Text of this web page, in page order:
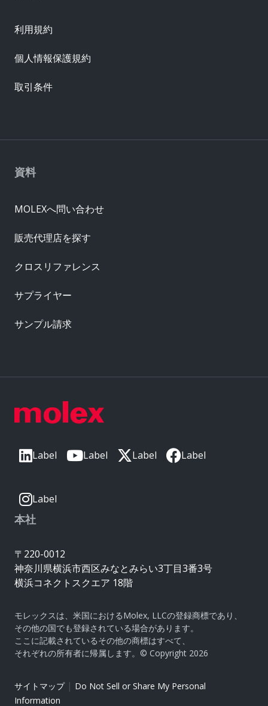
Label Label Label Label
Label
本社
〒220-0012
神奈川県横浜市西区みなとみらい3丁目3番3号
横浜コネクトスクエア 18階
モレックスは、米国におけるMolex, LLCの登録商標であり、
その他の国でも登録されている場合があります。
ここに記載されているその他の商標はすべて、
それぞれの所有者に帰属します。© Copyright 2026
サイトマップ| Do Not Sell or Share My Personal
Information
資料
MOLEXへ問い合わせ
販売代理店を探す
クロスリファレンス
サプライヤー
サンプル請求
利用規約
個人情報保護規約
取引条件